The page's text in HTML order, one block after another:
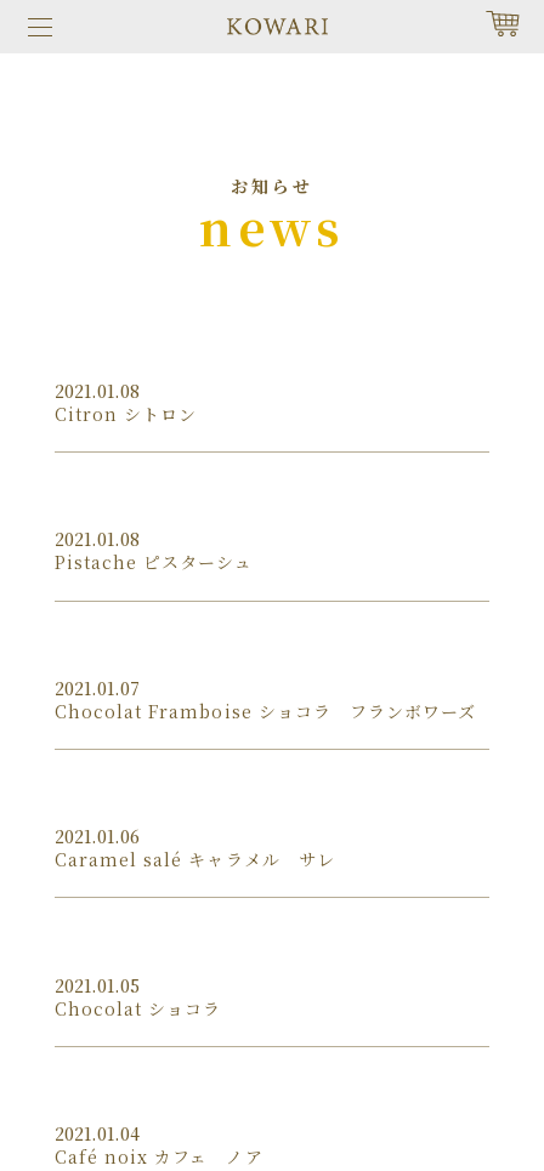
お知らせ
news
2021.01.08
Citron シトロン
2021.01.08
Pistache ピスターシュ
2021.01.07
Chocolat Framboise ショコラ フランボワーズ
2021.01.06
Caramel salé キャラメル サレ
2021.01.05
Chocolat ショコラ
2021.01.04
Café noix カフェ ノア